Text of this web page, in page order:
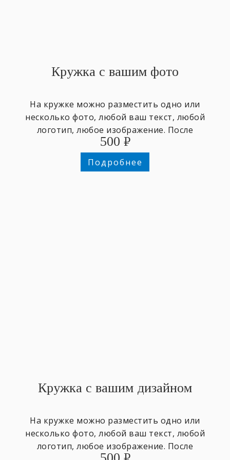
Кружка с вашим фото
На кружке можно разместить одно или
несколько фото, любой ваш текст, любой
логотип, любое изображение. После
оформления заказа отправьте изображения
на почту info@makurino.ru , укажите в теме
письма номер вашего заказа. После
500 ₽
Подробнее
Кружка с вашим дизайном
На кружке можно разместить одно или
несколько фото, любой ваш текст, любой
логотип, любое изображение. После